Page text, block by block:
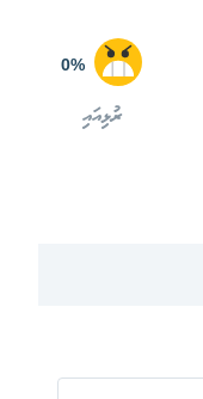
0%
ރުޅިއައި